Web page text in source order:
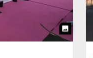
photo